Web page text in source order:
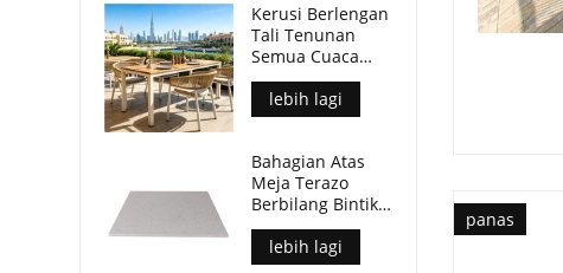
panas
Kerusi Berlengan
Tali Tenunan
Semua Cuaca
Moden Untuk
Ruang Makan
Luar
lebih lagi
Bahagian Atas
Meja Terazo
Berbilang Bintik
Hiasan Untuk
Meja Kopi Patio
lebih lagi